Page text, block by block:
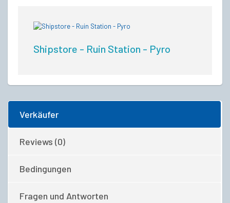
Shipstore - Ruin Station - Pyro
Verkäufer
Reviews (0)
Bedingungen
Fragen und Antworten